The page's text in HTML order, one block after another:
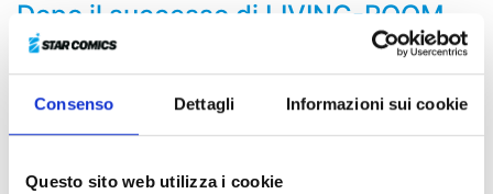
Consenso Dettagli Informazioni sui cookie
Questo sito web utilizza i cookie
Dopo il successo di LIVING-ROOM
MATSUNAGA-SAN e CHOKING ON
LOVE, Star Comics è orgogliosa di
presentare una delle prime opere
realizzate dalla talentuosa Keiko
Iwashita!